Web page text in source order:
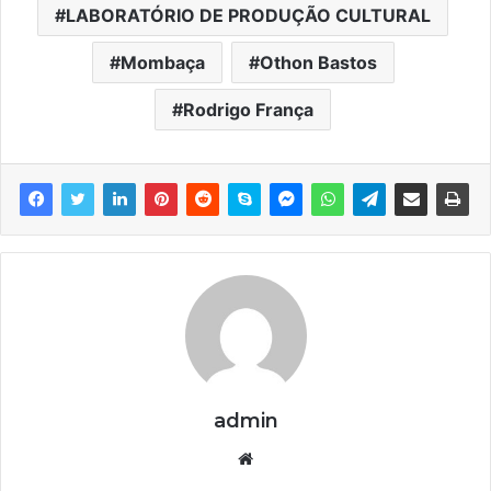
LABORATÓRIO DE PRODUÇÃO CULTURAL
Mombaça Othon Bastos
Rodrigo França
admin